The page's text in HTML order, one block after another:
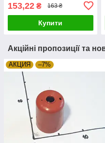
153,22 ₴ 163 ₴
Купити
Акційні пропозиції та
АКЦИЯ –7%